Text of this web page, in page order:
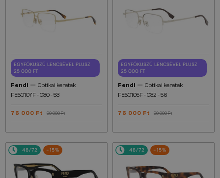
EGYFÓKUSZÚ LENCSÉVEL PLUSZ
25 000 FT
Fendi — Optikai keretek
FE50107F - 030 - 53
76 000 Ft 90 000 Ft
EGYFÓKUSZÚ LENCSÉVEL PLUSZ
25 000 FT
Fendi — Optikai keretek
FE50105F - 032 - 56
76 000 Ft 90 000 Ft
48/72 -15% 48/72 -15%